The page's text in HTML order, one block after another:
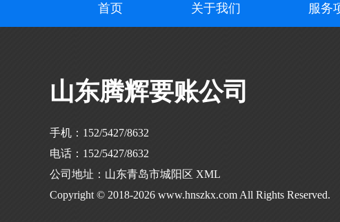
首页 关于我们 服务
山东腾辉要账公司
手机：152/5427/8632
电话：152/5427/8632
公司地址：山东青岛市城阳区 XML
Copyright © 2018-2026 www.hnszkx.com All Rights Reserved.